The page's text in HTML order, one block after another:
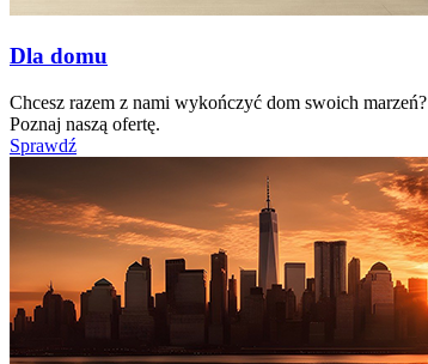
Dla domu
Chcesz razem z nami wykończyć dom swoich marzeń?
Poznaj naszą ofertę.
Sprawdź